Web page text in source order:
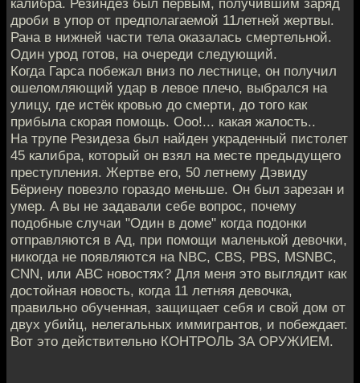
калибра. Резиндез был первым, получившим заряд
дроби в упор от предполагаемой 11летней жертвы.
Рана в нижней части тела оказалась смертельной.
Один урод готов, на очереди следующий.
Когда Гарса побежал вниз по лестнице, он получил
ошеломляющий удар в левое плечо, выбрался на
улицу, где истёк кровью до смерти, до того как
прибыла скорая помощь. Ооо!... какая жалость..
На трупе Резидеза был найден украденный пистолет
45 калибра, который он взял на месте предыдущего
преступления. Жертве его, 50 летнему Дэвиду
Бёриену повезло гораздо меньше. Он был зарезан и
умер. А вы не задавали себе вопрос, почему
подобные случаи "Один в доме" когда подонки
отправляются в Ад, при помощи маленькой девочки,
никогда не появляются на NBC, CBS, PBS, MSNBC,
CNN, или ABC новостях? Для меня это выглядит как
достойная новость, когда 11 летняя девочка,
правильно обученная, защищает себя и свой дом от
двух убийц, нелегальных иммигрантов, и побеждает.
Вот это действительно КОНТРОЛЬ ЗА ОРУЖИЕМ.